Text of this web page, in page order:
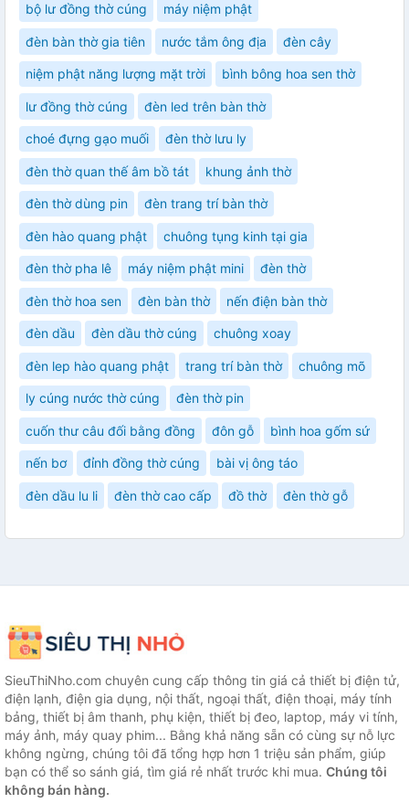
bộ lư đồng thờ cúng máy niệm phật
đèn bàn thờ gia tiên nước tắm ông địa đèn cây
niệm phật năng lượng mặt trời bình bông hoa sen thờ
lư đồng thờ cúng đèn led trên bàn thờ
choé đựng gạo muối đèn thờ lưu ly
đèn thờ quan thế âm bồ tát khung ảnh thờ
đèn thờ dùng pin đèn trang trí bàn thờ
đèn hào quang phật chuông tụng kinh tại gia
đèn thờ pha lê máy niệm phật mini đèn thờ
đèn thờ hoa sen đèn bàn thờ nến điện bàn thờ
đèn dầu đèn dầu thờ cúng chuông xoay
đèn lep hào quang phật trang trí bàn thờ chuông mõ
ly cúng nước thờ cúng đèn thờ pin
cuốn thư câu đối bằng đồng đôn gỗ bình hoa gốm sứ
nến bơ đỉnh đồng thờ cúng bài vị ông táo
đèn dầu lu li đèn thờ cao cấp đồ thờ đèn thờ gỗ
SieuThiNho.com chuyên cung cấp thông tin giá cả thiết bị điện tử,
điện lạnh, điện gia dụng, nội thất, ngoại thất, điện thoại, máy tính
bảng, thiết bị âm thanh, phụ kiện, thiết bị đeo, laptop, máy vi tính,
máy ảnh, máy quay phim... Bằng khả năng sẵn có cùng sự nỗ lực
không ngừng, chúng tôi đã tổng hợp hơn 1 triệu sản phẩm, giúp
bạn có thể so sánh giá, tìm giá rẻ nhất trước khi mua. Chúng tôi
không bán hàng.